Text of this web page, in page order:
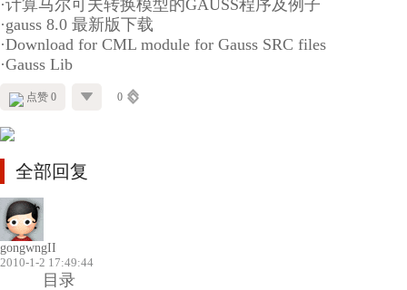
·计算马尔可夫转换模型的GAUSS程序及例子
·gauss 8.0 最新版下载
·Download for CML module for Gauss SRC files
·Gauss Lib
点赞 0 0
全部回复
gongwngII
2010-1-2 17:49:44
目录